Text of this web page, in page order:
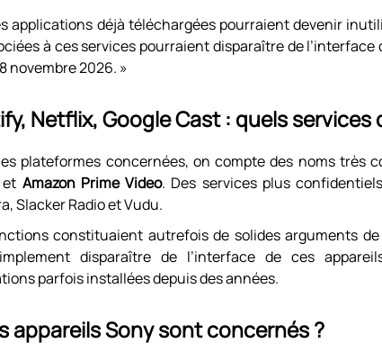
applications déjà téléchargées pourraient devenir
à ces services pourraient disparaître de
novembre 2026. »
Netflix, Google Cast : quels services
plateformes concernées, on compte des noms très
Amazon Prime Video. Des services plus
Slacker Radio et Vudu.
constituaient autrefois de solides arguments
disparaître de l’interface de ces
parfois installées depuis des années.
appareils Sony sont concernés ?